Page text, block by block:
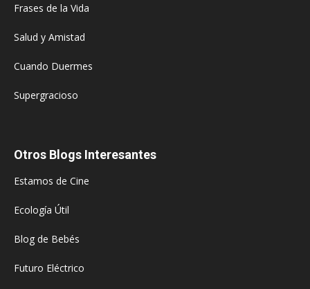
Frases de la Vida
Salud y Amistad
Cuando Duermes
Supergracioso
Otros Blogs Interesantes
Estamos de Cine
Ecología Útil
Blog de Bebés
Futuro Eléctrico